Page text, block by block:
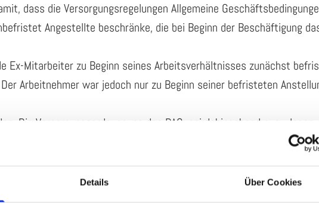
Details Über Cookies
dass die Versorgungsregelungen Allgemeine
Angestellte beschränke, die bei Beginn der Beschäftigung
Ex-Mitarbeiter zu Beginn seines Arbeitsverhältnisses zunächst
Arbeitnehmer war jedoch nur zu Beginn seiner befristeten
Die Versorgungsordnung, so das BAG, sei dahingehend
unabhängig davon, ob zunächst ein befristetes oder
sich gerne mit Herrn Rechtsanwalt Hubert Ratering –Fachanwalt